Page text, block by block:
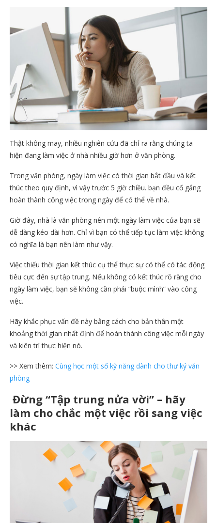
Thật không may, nhiều nghiên cứu đã chỉ ra rằng chúng ta
hiện đang làm việc ở nhà nhiều giờ hơn ở văn phòng.
Trong văn phòng, ngày làm việc có thời gian bắt đầu và kết
thúc theo quy định, vì vậy trước 5 giờ chiều. bạn đều cố gắng
hoàn thành công việc trong ngày để có thể về nhà.
Giờ đây, nhà là văn phòng nên một ngày làm việc của bạn sẽ
dễ dàng kéo dài hơn. Chỉ vì bạn có thể tiếp tục làm việc không
có nghĩa là bạn nên làm như vậy.
Việc thiếu thời gian kết thúc cụ thể thực sự có thể có tác động
tiêu cực đến sự tập trung. Nếu không có kết thúc rõ ràng cho
ngày làm việc, bạn sẽ không cần phải “buộc mình” vào công
việc.
Hãy khắc phục vấn đề này bằng cách cho bản thân một
khoảng thời gian nhất định để hoàn thành công việc mỗi ngày
và kiên trì thực hiện nó.
>> Xem thêm: Cùng học một số kỹ năng dành cho thư ký văn
phòng
Đừng “Tập trung nửa vời” – hãy
làm cho chắc một việc rồi sang việc
khác